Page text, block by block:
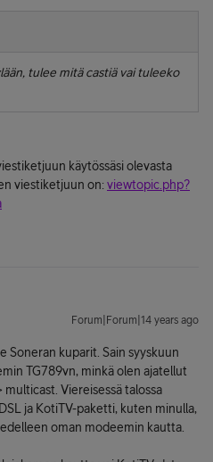
tulee mitä castiä vai tuleeko
käytössäsi olevasta
viestiketjuun on: viewtopic.php?
Forum|Forum|14 years ago
Soneran kuparit. Sain syyskuun
TG789vn, minkä olen ajatellut
Viereisessä talossa
ja KotiTV-paketti, kuten minulla,
oman modeemin kautta.